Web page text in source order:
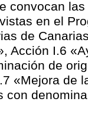
convocan
en el
de
Acción I.6
de
«Mejora de
con